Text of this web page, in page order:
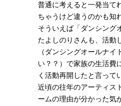
普通に考えると一発当て
ちゃうけど違うのかも知
そういえば「ダンシング
たよしのりさんも、活動
（ダンシングオールナイ
い？？）で家族の生活費
く活動再開したと言って
近頃の往年のアーティス
ームの理由が分かった気